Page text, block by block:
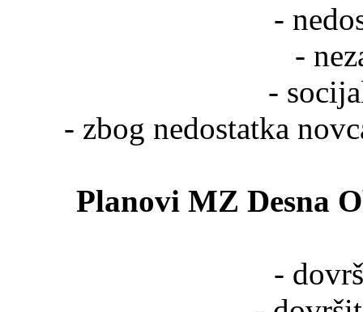
-
-
-
- zbog nedostatka
Planovi MZ Desna
-